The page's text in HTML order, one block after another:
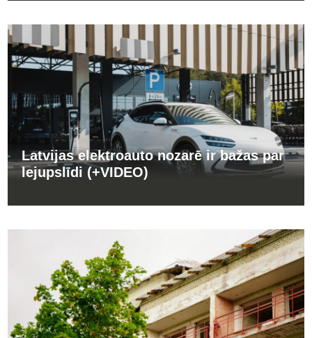
Latvijas elektroauto nozarē ir bažas par
lejupslīdi (+VIDEO)